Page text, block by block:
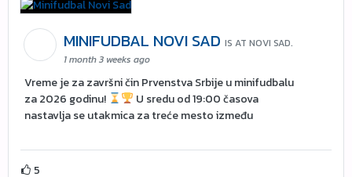
MINIFUDBAL NOVI SAD IS AT NOVI SAD.
1 month 3 weeks ago
Vreme je za završni čin Prvenstva Srbije u minifudbalu
za 2026 godinu!
U sredu od 19:00 časova
nastavlja se utakmica za treće mesto između
5